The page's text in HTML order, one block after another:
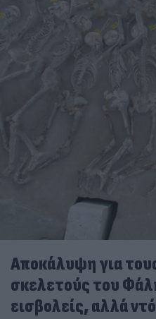
Αποκάλυψη για
σκελετούς του
εισβολείς, αλλά